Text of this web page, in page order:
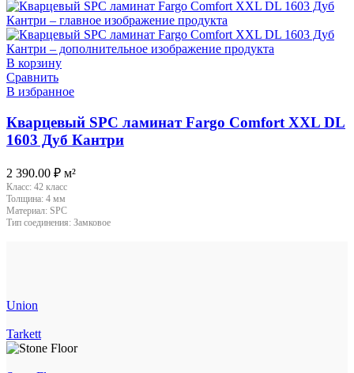
В корзину
Сравнить
В избранное
Кварцевый SPC ламинат Fargo Comfort XXL DL
1603 Дуб Кантри
2 390.00 ₽ м²
Класс: 42 класс
Толщина: 4 мм
Материал: SPC
Тип соединения: Замковое
Union
Tarkett